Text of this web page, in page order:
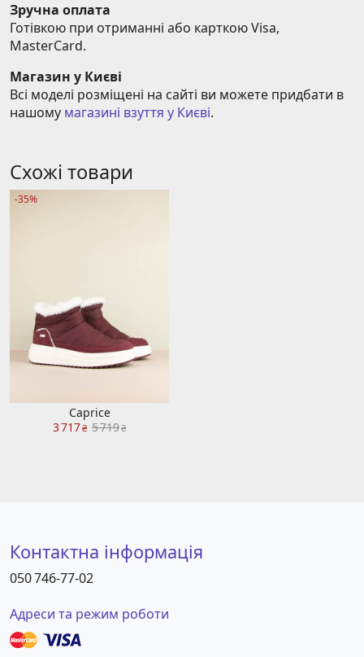
Зручна оплата
Готівкою при отриманні або карткою Visa,
MasterCard.
Магазин у Києві
Всі моделі розміщені на сайті ви можете придбати в
нашому магазині взуття у Києві.
Схожі товари
-35%
Caprice
3 717₴ 5 719₴
Контактна інформація
050 746-77-02
Адреси та режим роботи